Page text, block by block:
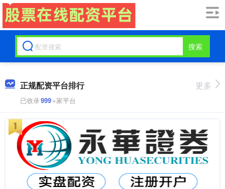
搜索
正规配资平台排行
已收录999+家平台
更多